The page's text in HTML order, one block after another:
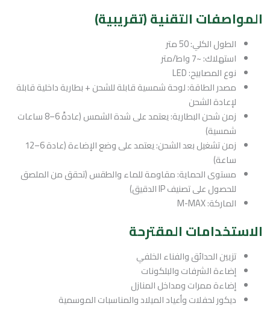
المواصفات التقنية (تقريبية)
الطول الكلي: 50 متر
استهلاك: ~7 واط/متر
نوع المصابيح: LED
مصدر الطاقة: لوحة شمسية قابلة للشحن + بطارية داخلية قابلة
لإعادة الشحن
زمن شحن البطارية: يعتمد على شدة الشمس (عادةً 6–8 ساعات
شمسية)
زمن تشغيل بعد الشحن: يعتمد على وضع الإضاءة (عادة 6–12
ساعة)
مستوى الحماية: مقاومة للماء والطقس (تحقق من الملصق
للحصول على تصنيف IP الدقيق)
الماركة: M-MAX
الاستخدامات المقترحة
تزيين الحدائق والفناء الخلفي
إضاءة الشرفات والبلكونات
إضاءة ممرات ومداخل المنازل
ديكور لحفلات وأعياد الميلاد والمناسبات الموسمية